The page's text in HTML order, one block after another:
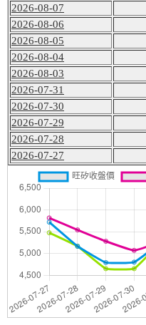
2026-08-07
2026-08-06
2026-08-05
2026-08-04
2026-08-03
2026-07-31
2026-07-30
2026-07-29
2026-07-28
2026-07-27